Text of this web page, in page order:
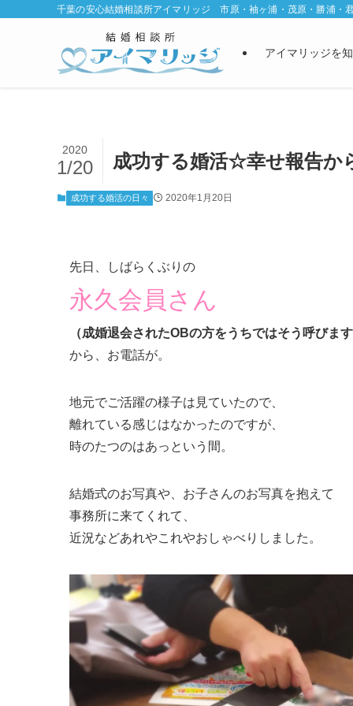
千葉の安心結婚相談所アイマリッジ 市原・袖ヶ浦・茂原・勝浦・
アイマリッジを
成功する婚活☆幸せ報告か
2020
1/20
成功する婚活の日々 2020年1月20日
先日、しばらくぶりの
永久会員さん
（成婚退会されたOBの方をうちではそう呼びま
から、お電話が。
地元でご活躍の様子は見ていたので、
離れている感じはなかったのですが、
時のたつのはあっという間。
結婚式のお写真や、お子さんのお写真を抱えて
事務所に来てくれて、
近況などあれやこれやおしゃべりしました。